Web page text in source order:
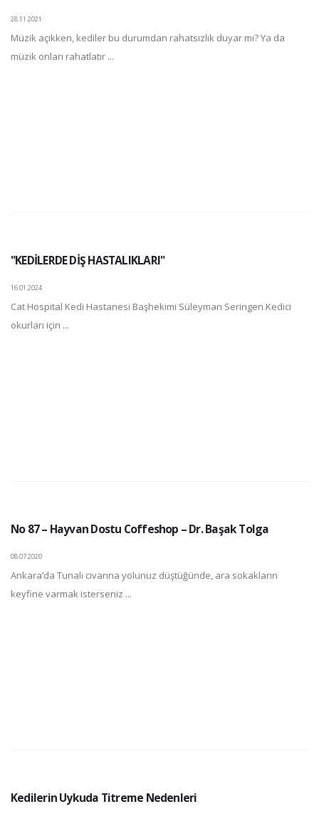
28.11.2021
Müzik açıkken, kediler bu durumdan rahatsızlık duyar mı? Ya da
müzik onları rahatlatır ...
"KEDİLERDE DİŞ HASTALIKLARI"
16.01.2024
Cat Hospital Kedi Hastanesi Başhekimi Süleyman Seringen Kedici
okurları için ...
No 87 – Hayvan Dostu Coffeshop – Dr. Başak Tolga
08.07.2020
Ankara’da Tunalı civarına yolunuz düştüğünde, ara sokakların
keyfine varmak isterseniz ...
Kedilerin Uykuda Titreme Nedenleri